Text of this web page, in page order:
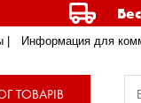
Информация для
ТОВАРІВ